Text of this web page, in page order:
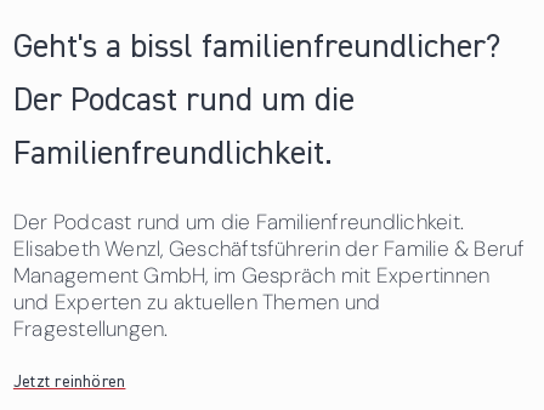
Geht's a bissl familienfreundlicher?
Der Podcast rund um die
Familienfreundlichkeit.
Der Podcast rund um die Familienfreundlichkeit.
Elisabeth Wenzl, Geschäftsführerin der Familie & Beruf
Management GmbH, im Gespräch mit Expertinnen
und Experten zu aktuellen Themen und
Fragestellungen.
Jetzt reinhören